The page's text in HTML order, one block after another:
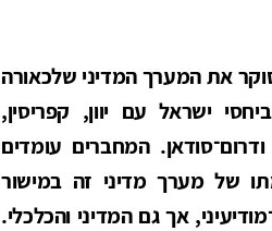
את המערך המדיני שלכאורה
ישראל עם יוון, קפריסין,
ודרום־סודאן. המחברים עומדים
של מערך מדיני זה במישור
אך גם המדיני והכלכלי.